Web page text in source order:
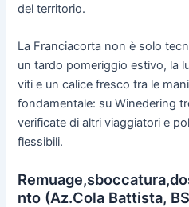
del territorio.
La Franciacorta non è solo
un tardo pomeriggio estivo, la
viti e un calice fresco tra le
fondamentale: su Winedering
verificate di altri viaggiatori e
flessibili.
nto (Az.Cola Battista,